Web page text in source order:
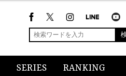
SERIES RANKING